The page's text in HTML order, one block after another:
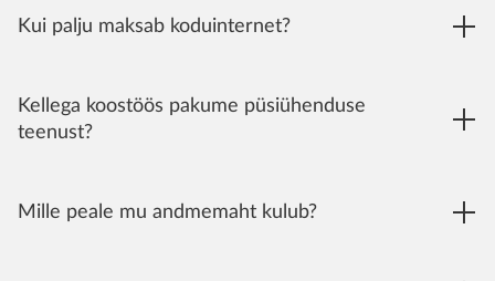
Kui palju maksab koduinternet?
Kellega koostöös pakume püsiühenduse
teenust?
Mille peale mu andmemaht kulub?